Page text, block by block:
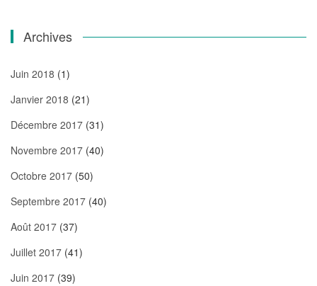
Archives
Juin 2018 (1)
Janvier 2018 (21)
Décembre 2017 (31)
Novembre 2017 (40)
Octobre 2017 (50)
Septembre 2017 (40)
Août 2017 (37)
Juillet 2017 (41)
Juin 2017 (39)